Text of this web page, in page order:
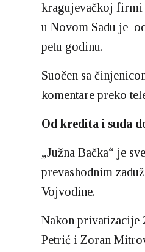
kragujevačkoj firmi
u Novom Sadu je
petu godinu.
Suočen sa
komentare preko
Od kredita i suda
„Južna Bačka“ je
prevashodnim
Vojvodine.
Nakon privatizacije
Petrić i Zoran